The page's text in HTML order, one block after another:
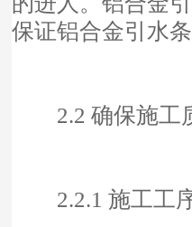
保证铝合金引水
2.2 确保施工
2.2.1 施工工